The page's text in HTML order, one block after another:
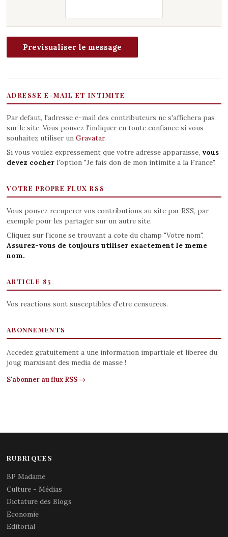
ADRESSE E-MAIL ET INTIMITE
Par defaut, l'adresse e-mail des contributeurs ne s'affichera pas
sur le site. Vous pouvez l'indiquer en toute confiance si vous
souhaitez utiliser un Gravatar.
Si vous voulez expressement que votre adresse apparaisse, vous
devez cocherl'option "Je fais don de mon intimite a la France".
VOTRE PROPRE FLUX RSS
Vous pouvez recuperer vos contributions au site par RSS, par
exemple pour les partager sur un autre site.
Cliquez sur l'icone se trouvant a cote du champ "Votre nom".
Assurez-vous de toujours utiliser exactement le meme
nom.
ARTICLE 85
Vos reactions sont susceptibles d'etre censurees.
ABONNEMENTS
Accedez gratuitement a une information impartiale et liberee du
joug marxisant des media de masse !
S'abonner au flux RSS →
RUBRIQUES
BP Madame
Culture - Médias
Dictature des Blogs
Economie
Editorial